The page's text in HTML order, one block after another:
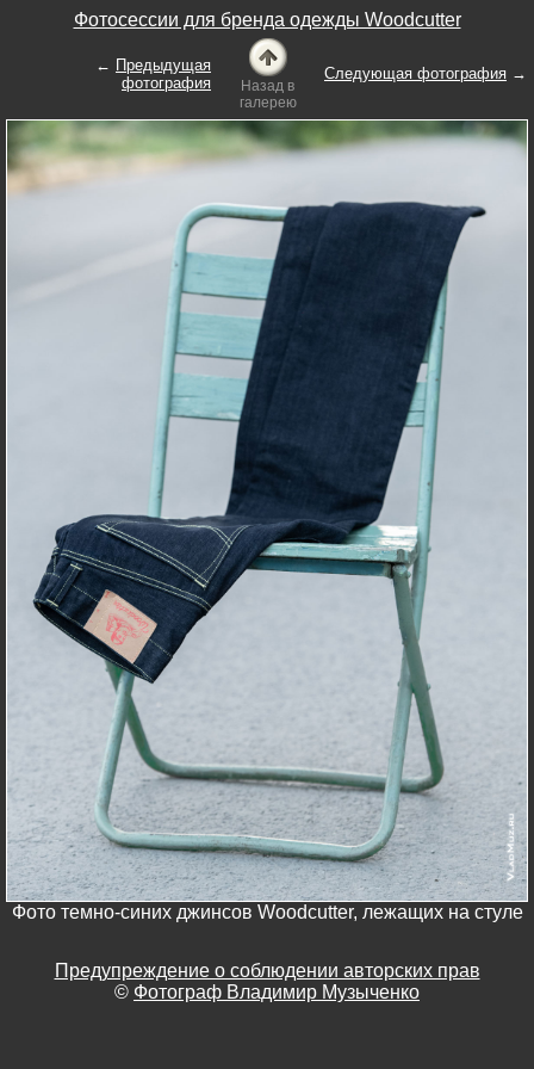
Фотосессии для бренда одежды Woodcutter
← Предыдущая
фотография
Назад в
галерею
Следующая фотография →
Фото темно-синих джинсов Woodcutter, лежащих на стуле
Предупреждение о соблюдении авторских прав
© Фотограф Владимир Музыченко